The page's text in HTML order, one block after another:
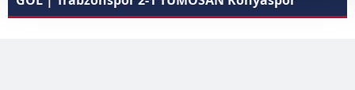
Her halükârda, kullanıcılar, bu çerezlere izin vermedikleri